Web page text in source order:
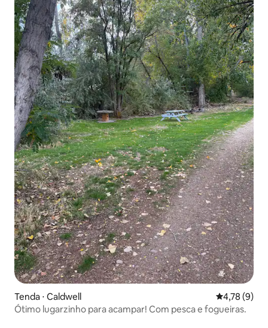
Tenda ⋅ Caldwell 4,78 de
4,78 (9)
Ótimo lugarzinho para acampar! Com pesca e fogueiras.